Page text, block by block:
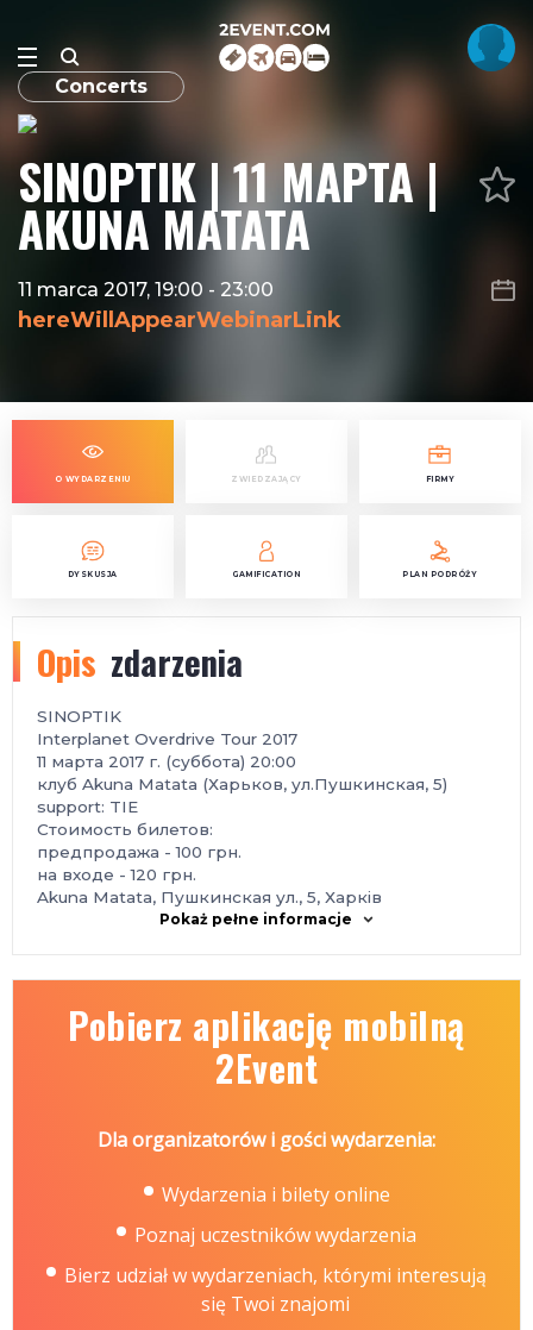
Concerts
SINOPTIK | 11 МАРТА |
AKUNA MATATA
11 marca 2017, 19:00 - 23:00
hereWillAppearWebinarLink
O WYDARZENIU ZWIEDZAJĄCY FIRMY
DYSKUSJA GAMIFICATION PLAN PODRÓŻY
Opis zdarzenia
SINOPTIK
Interplanet Overdrive Tour 2017
11 марта 2017 г. (суббота) 20:00
клуб Akuna Matata (Харьков, ул.Пушкинская, 5)
support: TIE
Стоимость билетов:
предпродажа - 100 грн.
на входе - 120 грн.
Akuna Matata, Пушкинская ул., 5, Харкiв
Pokaż pełne informacje
Pobierz aplikację mobilną
2Event
Dla organizatorów i gości wydarzenia:
Wydarzenia i bilety online
Poznaj uczestników wydarzenia
Bierz udział w wydarzeniach, którymi interesują
się Twoi znajomi